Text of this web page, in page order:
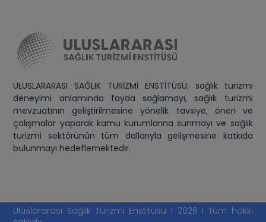
ULUSLARARASI SAĞLIK TURİZMİ ENSTİTÜSÜ; sağlık turizmi
deneyimi anlamında fayda sağlamayı, sağlık turizmi
mevzuatının geliştirilmesine yönelik tavsiye, öneri ve
çalışmalar yaparak kamu kurumlarına sunmayı ve sağlık
turizmi sektörünün tüm dallarıyla gelişmesine katkıda
bulunmayı hedeflemektedir.
Uluslararası Sağlık Turizmi Enstitüsü I 2026 I Tüm hakkı